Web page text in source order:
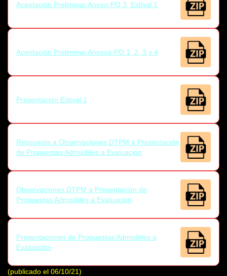
Aceptación Preliminar Anexo-PO 3, Estival 1
Aceptación Preliminar Anexos-PO 1, 2, 3 y 4
Presentación Estival 1
Respuesta a Observaciones DTPM a Presentación
de Propuestas Admisibles a Evaluación
Observaciones DTPM a Presentación de
Propuestas Admisibles a Evaluación
Presentaciones de Propuestas Admisibles a
Evaluación
(publicado el 06/10/21)